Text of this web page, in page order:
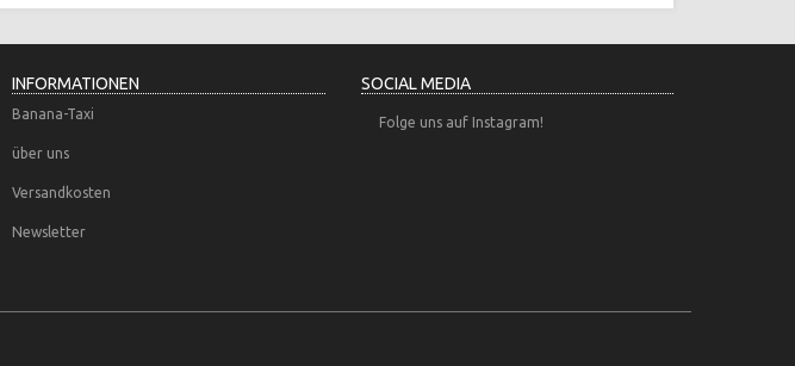
INFORMATIONEN
Banana-Taxi
über uns
Versandkosten
Newsletter
SOCIAL MEDIA
Folge uns auf Instagram!